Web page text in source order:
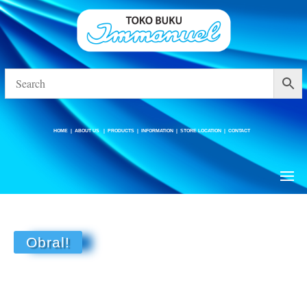
ABOUT US |STORE LOCATION
HOME |ABOUT US |PRODUCTS |INFORMATION |STORE LOCATION |CONTACT
Obral!